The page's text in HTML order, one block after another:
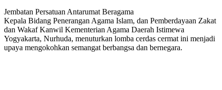
Jembatan Persatuan Antarumat Beragama
Kepala Bidang Penerangan Agama Islam, dan Pemberdayaan Zakat
dan Wakaf Kanwil Kementerian Agama Daerah Istimewa
Yogyakarta, Nurhuda, menuturkan lomba cerdas cermat ini menjadi
upaya mengokohkan semangat berbangsa dan bernegara.